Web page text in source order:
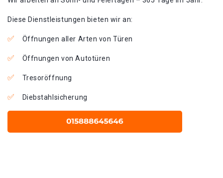
Diese Dienstleistungen bieten wir an:
Öffnungen aller Arten von Türen
Öffnungen von Autotüren
Tresoröffnung
Diebstahlsicherung